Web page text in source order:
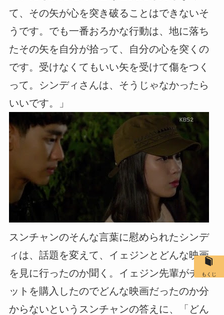
て、その矢が心を突き破ることはできないそ
うです。でも一番おろかな行動は、地に落ち
たその矢を自分が拾って、自分の心を突くの
です。受けなくてもいい矢を受けて傷をつく
って。シンディさんは、そうじゃなかったら
いいです。」
スンチャンのそんな言葉に慰められたシンデ
ィは、話題を変えて、イェジンとどんな映画
を見に行ったのか聞く。イェジン先輩がチケ
ットを購入したのでどんな映画だったのか分
からないというスンチャンの答えに、「どん
もくじ